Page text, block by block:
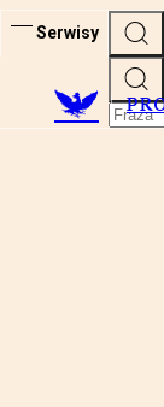
Serwisy